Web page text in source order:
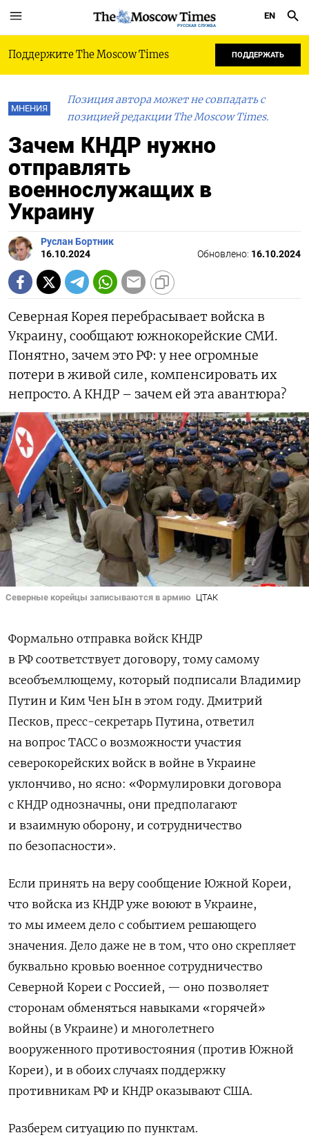
РУССКАЯ СЛУЖБА
EN
Поддержите The Moscow Times ПОДДЕРЖАТЬ
МНЕНИЯ
Позиция автора может не совпадать с
позицией редакции The Moscow Times.
Зачем КНДР нужно
отправлять
военнослужащих в
Украину
Руслан Бортник
16.10.2024
Обновлено: 16.10.2024
Северная Корея перебрасывает войска в
Украину, сообщают южнокорейские СМИ.
Понятно, зачем это РФ: у нее огромные
потери в живой силе, компенсировать их
непросто. А КНДР – зачем ей эта авантюра?
Северные корейцы записываются в армию ЦТАК
Формально отправка войск КНДР
в РФ соответствует договору, тому самому
всеобъемлющему, который подписали Владимир
Путин и Ким Чен Ын в этом году. Дмитрий
Песков, пресс-секретарь Путина, ответил
на вопрос ТАСС о возможности участия
северокорейских войск в войне в Украине
уклончиво, но ясно: «Формулировки договора
с КНДР однозначны, они предполагают
и взаимную оборону, и сотрудничество
по безопасности».
Если принять на веру сообщение Южной Кореи,
что войска из КНДР уже воюют в Украине,
то мы имеем дело с событием решающего
значения. Дело даже не в том, что оно скрепляет
буквально кровью военное сотрудничество
Северной Кореи с Россией, — оно позволяет
сторонам обменяться навыками «горячей»
войны (в Украине) и многолетнего
вооруженного противостояния (против Южной
Кореи), и в обоих случаях поддержку
противникам РФ и КНДР оказывают США.
Разберем ситуацию по пунктам.